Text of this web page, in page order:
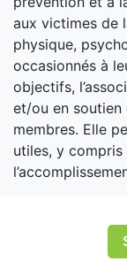
aux victimes de
physique,
occasionnés à
objectifs,
et/ou en soutien
membres. Elle
utiles, y